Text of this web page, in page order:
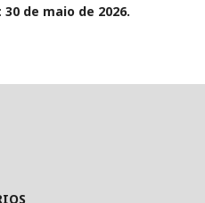
30 de maio de 2026.